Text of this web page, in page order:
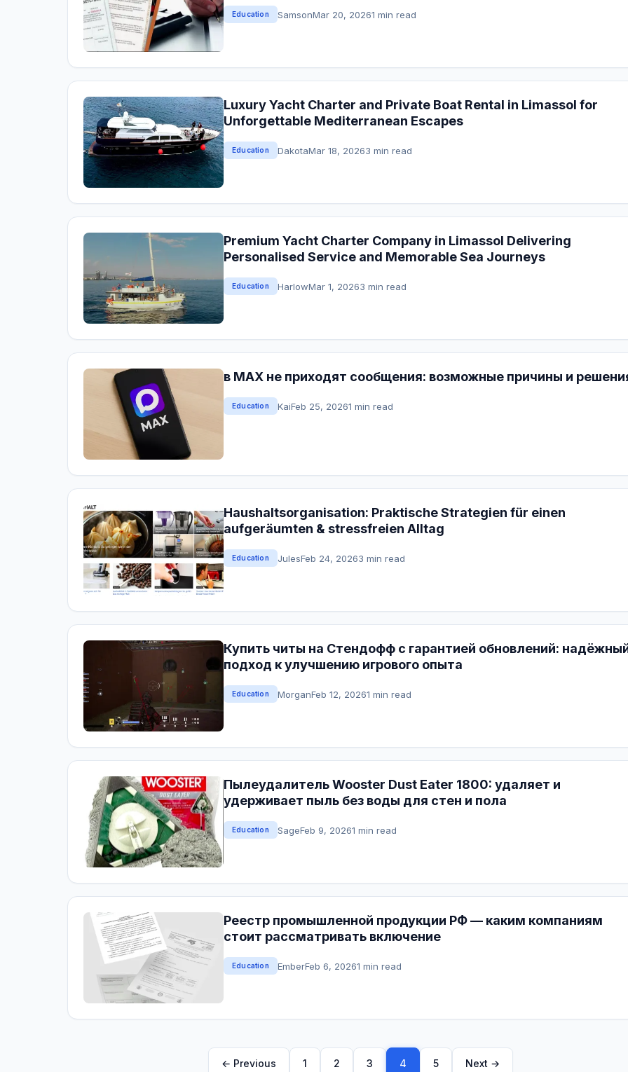
Education SamsonMar 20, 20261 min read
Luxury Yacht Charter and Private Boat Rental in Limassol for
Unforgettable Mediterranean Escapes
Education DakotaMar 18, 20263 min read
Premium Yacht Charter Company in Limassol Delivering
Personalised Service and Memorable Sea Journeys
Education HarlowMar 1, 20263 min read
в MAX не приходят сообщения: возможные причины и
Education KaiFeb 25, 20261 min read
Haushaltsorganisation: Praktische Strategien für einen
aufgeräumten & stressfreien Alltag
Education JulesFeb 24, 20263 min read
Купить читы на Стендофф с гарантией обновлений:
подход к улучшению игрового опыта
Education MorganFeb 12, 20261 min read
Пылеудалитель Wooster Dust Eater 1800: удаляет и
удерживает пыль без воды для стен и пола
Education SageFeb 9, 20261 min read
Реестр промышленной продукции РФ — каким компаниям
стоит рассматривать включение
Education EmberFeb 6, 20261 min read
← Previous 1 2 3 4 5 Next →